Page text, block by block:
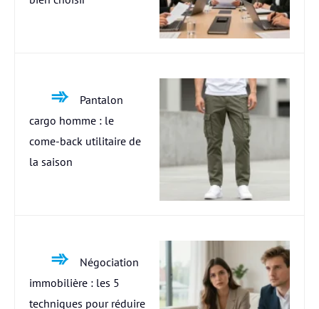
Pantalon
cargo homme : le
come-back utilitaire de
la saison
Négociation
immobilière : les 5
techniques pour réduire